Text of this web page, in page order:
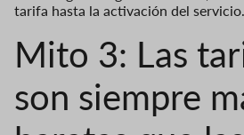
tarifa hasta la activación del servicio.
Mito 3: Las
son siempre